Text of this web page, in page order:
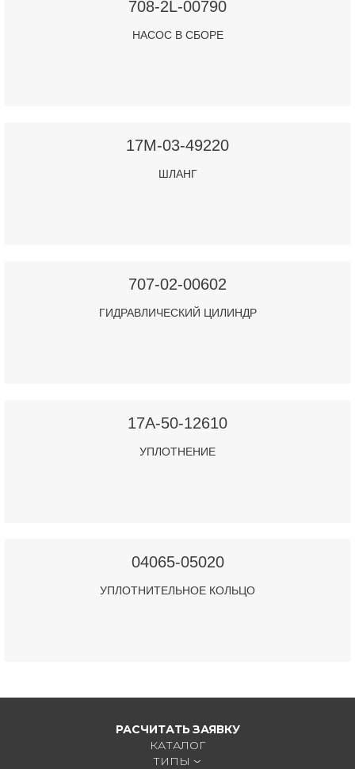
708-2L-00790
НАСОС В СБОРЕ
17M-03-49220
ШЛАНГ
707-02-00602
ГИДРАВЛИЧЕСКИЙ ЦИЛИНДР
17A-50-12610
УПЛОТНЕНИЕ
04065-05020
УПЛОТНИТЕЛЬНОЕ КОЛЬЦО
РАСЧИТАТЬ ЗАЯВКУ
КАТАЛОГ
ТИПЫ